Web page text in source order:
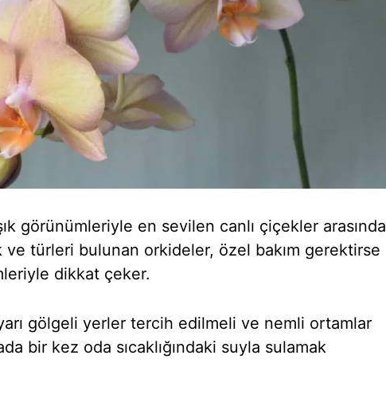
görünümleriyle en sevilen canlı çiçekler arasında
ve türleri bulunan orkideler, özel bakım gerektirse
dikkat çeker.
gölgeli yerler tercih edilmeli ve nemli ortamlar
bir kez oda sıcaklığındaki suyla sulamak